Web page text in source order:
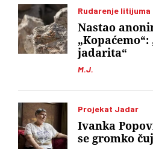
Rudarenje litijuma
M.J.
Nastao
jadarita“
Projekat Jadar
Ivanka
se gromko